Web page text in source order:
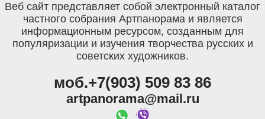
Веб сайт представляет собой электронный каталог
частного собрания Артпанорама и является
информационным ресурсом, созданным для
популяризации и изучения творчества русских и
советских художников.
моб.+7(903) 509 83 86
artpanorama@mail.ru